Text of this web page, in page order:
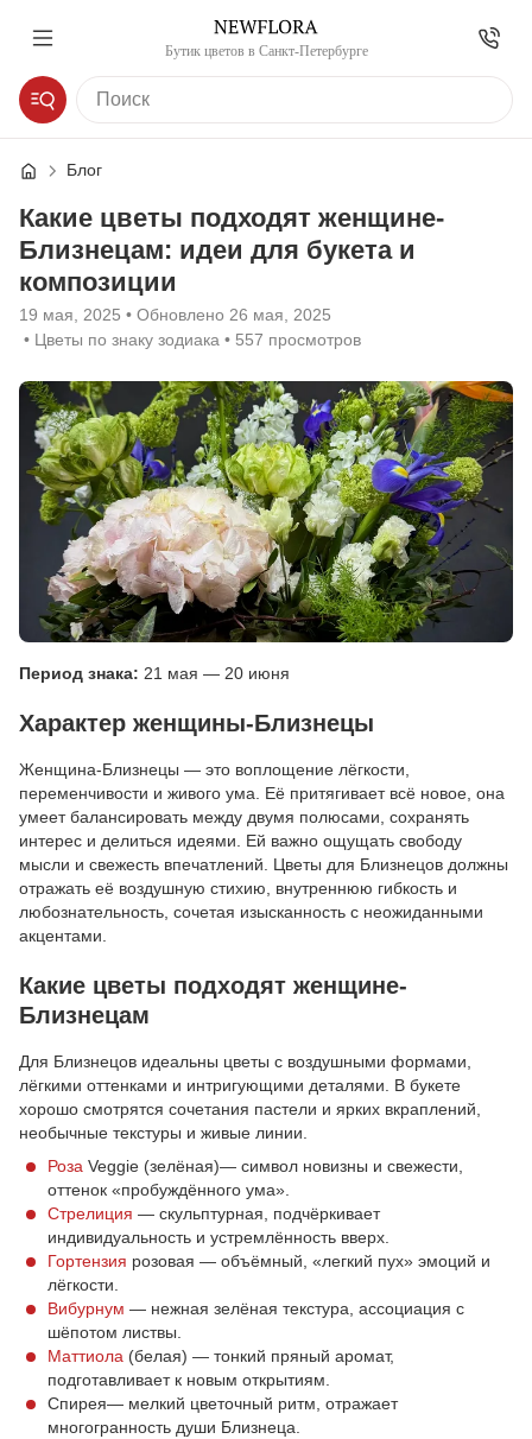
Бутик цветов в Санкт-Петербурге
Блог
Какие цветы подходят женщине-
Близнецам: идеи для букета и
композиции
19 мая, 2025 Обновлено 26 мая, 2025
Цветы по знаку зодиака
557 просмотров
Период знака: 21 мая — 20 июня
Характер женщины-Близнецы
Женщина-Близнецы — это воплощение лёгкости,
переменчивости и живого ума. Её притягивает всё новое, она
умеет балансировать между двумя полюсами, сохранять
интерес и делиться идеями. Ей важно ощущать свободу
мысли и свежесть впечатлений. Цветы для Близнецов должны
отражать её воздушную стихию, внутреннюю гибкость и
любознательность, сочетая изысканность с неожиданными
акцентами.
Какие цветы подходят женщине-
Близнецам
Для Близнецов идеальны цветы с воздушными формами,
лёгкими оттенками и интригующими деталями. В букете
хорошо смотрятся сочетания пастели и ярких вкраплений,
необычные текстуры и живые линии.
Роза Veggie (зелёная)— символ новизны и свежести,
оттенок «пробуждённого ума».
Стрелиция — скульптурная, подчёркивает
индивидуальность и устремлённость вверх.
Гортензия розовая — объёмный, «легкий пух» эмоций и
лёгкости.
Вибурнум — нежная зелёная текстура, ассоциация с
шёпотом листвы.
Маттиола (белая) — тонкий пряный аромат,
подготавливает к новым открытиям.
Спирея— мелкий цветочный ритм, отражает
многогранность души Близнеца.